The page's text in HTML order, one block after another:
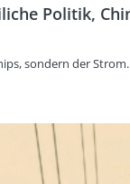
Politik,
sondern der